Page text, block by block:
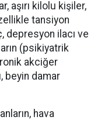
aşırı kilolu kişiler,
tansiyon
depresyon ilacı ve
(psikiyatrik
akciğer
beyin damar
hava